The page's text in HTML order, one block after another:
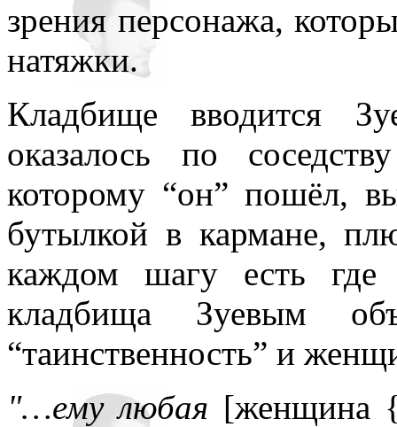
зрения персонажа,
натяжки.
Кладбище вводится
оказалось по
которому “он” пошёл,
бутылкой в кармане,
каждом шагу есть где
кладбища Зуевым
“таинственность” и
"…ему любая [женщина